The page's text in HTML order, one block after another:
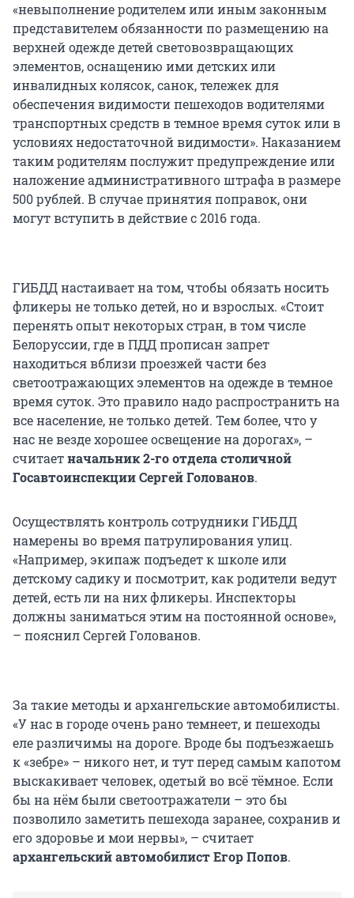
«невыполнение родителем или иным законным
представителем обязанности по размещению на
верхней одежде детей световозвращающих
элементов, оснащению ими детских или
инвалидных колясок, санок, тележек для
обеспечения видимости пешеходов водителями
транспортных средств в темное время суток или в
условиях недостаточной видимости». Наказанием
таким родителям послужит предупреждение или
наложение административного штрафа в размере
500 рублей. В случае принятия поправок, они
могут вступить в действие с 2016 года.
ГИБДД настаивает на том, чтобы обязать носить
фликеры не только детей, но и взрослых. «Стоит
перенять опыт некоторых стран, в том числе
Белоруссии, где в ПДД прописан запрет
находиться вблизи проезжей части без
светоотражающих элементов на одежде в темное
время суток. Это правило надо распространить на
все население, не только детей. Тем более, что у
нас не везде хорошее освещение на дорогах», –
считаетначальник 2-го отдела столичной
Госавтоинспекции Сергей Голованов.
Осуществлять контроль сотрудники ГИБДД
намерены во время патрулирования улиц.
«Например, экипаж подъедет к школе или
детскому садику и посмотрит, как родители ведут
детей, есть ли на них фликеры. Инспекторы
должны заниматься этим на постоянной основе»,
– пояснил Сергей Голованов.
За такие методы и архангельские автомобилисты.
«У нас в городе очень рано темнеет, и пешеходы
еле различимы на дороге. Вроде бы подъезжаешь
к «зебре» – никого нет, и тут перед самым капотом
выскакивает человек, одетый во всё тёмное. Если
бы на нём были светоотражатели – это бы
позволило заметить пешехода заранее, сохранив и
его здоровье и мои нервы», – считает
архангельский автомобилист Егор Попов.